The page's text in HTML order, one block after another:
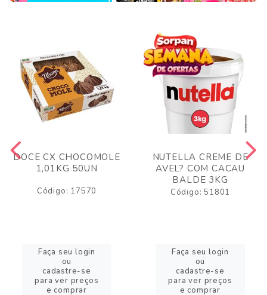
DOCE CX CHOCOMOLE
1,01KG 50UN
Código: 17570
Faça seu login
ou
cadastre-se
para ver preços
e comprar
NUTELLA CREME DE
AVEL? COM CACAU
BALDE 3KG
Código: 51801
Faça seu login
ou
cadastre-se
para ver preços
e comprar